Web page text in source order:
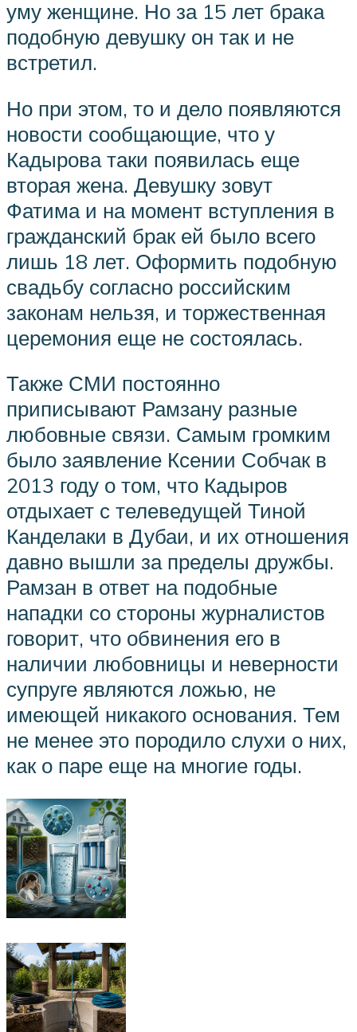
уму женщине. Но за 15 лет брака
подобную девушку он так и не
встретил.
Но при этом, то и дело появляются
новости сообщающие, что у
Кадырова таки появилась еще
вторая жена. Девушку зовут
Фатима и на момент вступления в
гражданский брак ей было всего
лишь 18 лет. Оформить подобную
свадьбу согласно российским
законам нельзя, и торжественная
церемония еще не состоялась.
Также СМИ постоянно
приписывают Рамзану разные
любовные связи. Самым громким
было заявление Ксении Собчак в
2013 году о том, что Кадыров
отдыхает с телеведущей Тиной
Канделаки в Дубаи, и их отношения
давно вышли за пределы дружбы.
Рамзан в ответ на подобные
нападки со стороны журналистов
говорит, что обвинения его в
наличии любовницы и неверности
супруге являются ложью, не
имеющей никакого основания. Тем
не менее это породило слухи о них,
как о паре еще на многие годы.